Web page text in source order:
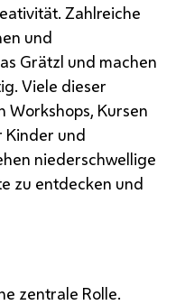
Zahlreiche
und
Grätzl und machen
Viele dieser
Workshops, Kursen
Kinder und
niederschwellige
zu entdecken und
zentrale Rolle.